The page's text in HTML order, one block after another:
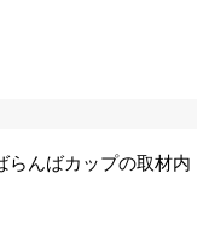
らんばカップの取材内